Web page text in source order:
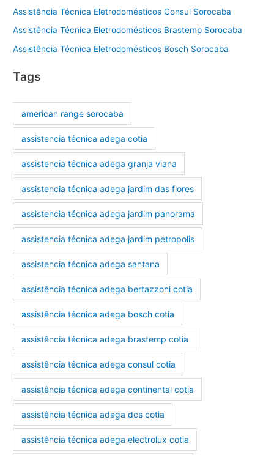
Assistência Técnica Eletrodomésticos Consul Sorocaba
Assistência Técnica Eletrodomésticos Brastemp Sorocaba
Assistência Técnica Eletrodomésticos Bosch Sorocaba
Tags
american range sorocaba
assistencia técnica adega cotia
assistencia técnica adega granja viana
assistencia técnica adega jardim das flores
assistencia técnica adega jardim panorama
assistencia técnica adega jardim petropolis
assistencia técnica adega santana
assistência técnica adega bertazzoni cotia
assistência técnica adega bosch cotia
assistência técnica adega brastemp cotia
assistência técnica adega consul cotia
assistência técnica adega continental cotia
assistência técnica adega dcs cotia
assistência técnica adega electrolux cotia